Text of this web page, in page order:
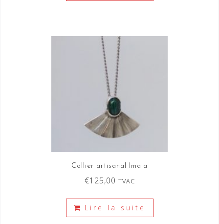
Collier artisanal Imala
€125,00 TVAC
Lire la suite